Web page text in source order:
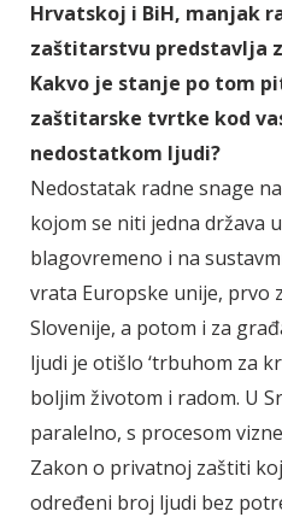
Hrvatskoj i BiH, manjak
zaštitarstvu predstavlja
Kakvo je stanje po tom
zaštitarske tvrtke kod
nedostatkom ljudi?
Nedostatak radne snage
kojom se niti jedna država
blagovremeno i na
vrata Europske unije, prvo
Slovenije, a potom i za
ljudi je otišlo ‘trbuhom za
boljim životom i radom. U
paralelno, s procesom
Zakon o privatnoj zaštiti
određeni broj ljudi bez